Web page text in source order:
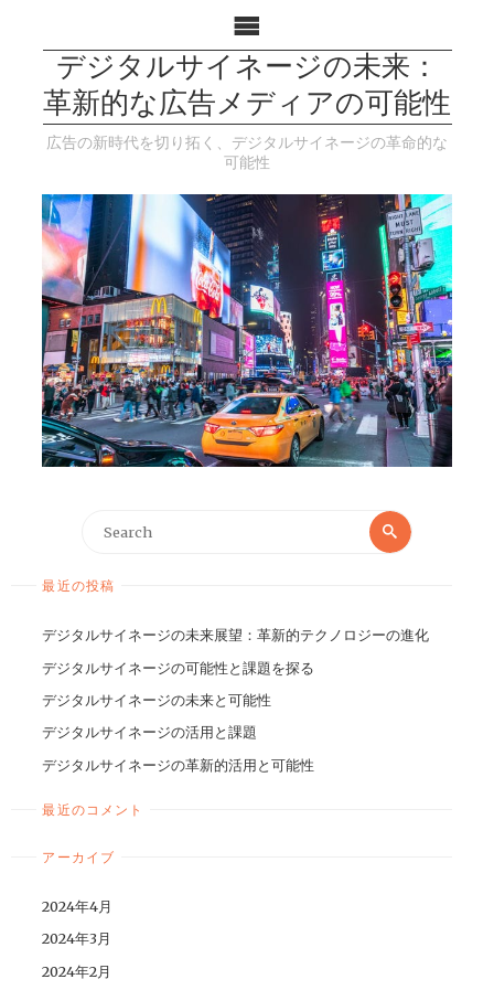
デジタルサイネージの未来：
革新的な広告メディアの可能性
広告の新時代を切り拓く、デジタルサイネージの革命的な
可能性
最近の投稿
デジタルサイネージの未来展望：革新的テクノロジーの進化
デジタルサイネージの可能性と課題を探る
デジタルサイネージの未来と可能性
デジタルサイネージの活用と課題
デジタルサイネージの革新的活用と可能性
最近のコメント
アーカイブ
2024年4月
2024年3月
2024年2月